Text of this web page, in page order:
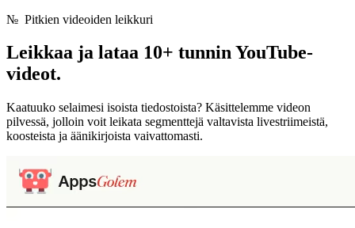
№ Pitkien videoiden leikkuri
Leikkaa ja lataa 10+ tunninYouTube-
videot.
Kaatuuko selaimesi isoista tiedostoista? Käsittelemme videon
pilvessä, jolloin voit leikata segmenttejä valtavista livestriimeistä,
koosteista ja äänikirjoista vaivattomasti.